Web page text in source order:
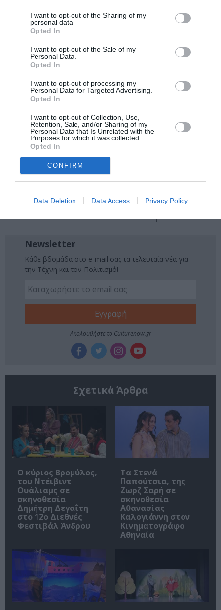
I want to opt-out of the Sharing of my
personal data.
Opted In
I want to opt-out of the Sale of my
Personal Data.
Opted In
I want to opt-out of processing my
Personal Data for Targeted Advertising.
Opted In
I want to opt-out of Collection, Use,
Retention, Sale, and/or Sharing of my
Personal Data that Is Unrelated with the
Purposes for which it was collected.
Opted In
CONFIRM
Data Deletion Data Access Privacy Policy
Πληροφορίες / Κρατήσεις:
Τηλέφωνα: 210 9917470 – 6937 014316, Email:
info@marionette.gr, marionettetheater@gmail.com
Ακολουθήστε το Culturenow.gr στο
μάθετε πρώτοι όλες τις ειδήσεις
Δείτε όλα τατελευταία νέα
Πολιτισμό στοCulturenow.gr
Νέοι Διαγωνισμοί❯
ΘΕΑΤΡΟ ΜΑΡΙΟΝΕΤΑΣ ΓΚΟΤΣΗ
ΠΑΙΔΙΚΕΣ ΠΑΡΑΣΤΑΣΕΙΣ 2017 - 2018
Newsletter
Κάθε βδομάδα στο e-mail σας τα τελευταία νέα για
την Τέχνη και τον Πολιτισμό!
Ακολουθήστε το Culturenow.gr
Σχετικά Άρθρα
O κύριος Βρομύλος,
του Ντέιβιντ
Ουάλιαμς σε
σκηνοθεσία
Δημήτρη Δεγαΐτη
στο 12ο Διεθνές
Φεστιβάλ Άνδρου
Τα Στενά
Παπούτσια, της
Ζωρζ Σαρή σε
σκηνοθεσία
Αθανασίας
Καλογιάννη στον
Κινηματογράφο
Αθηναία